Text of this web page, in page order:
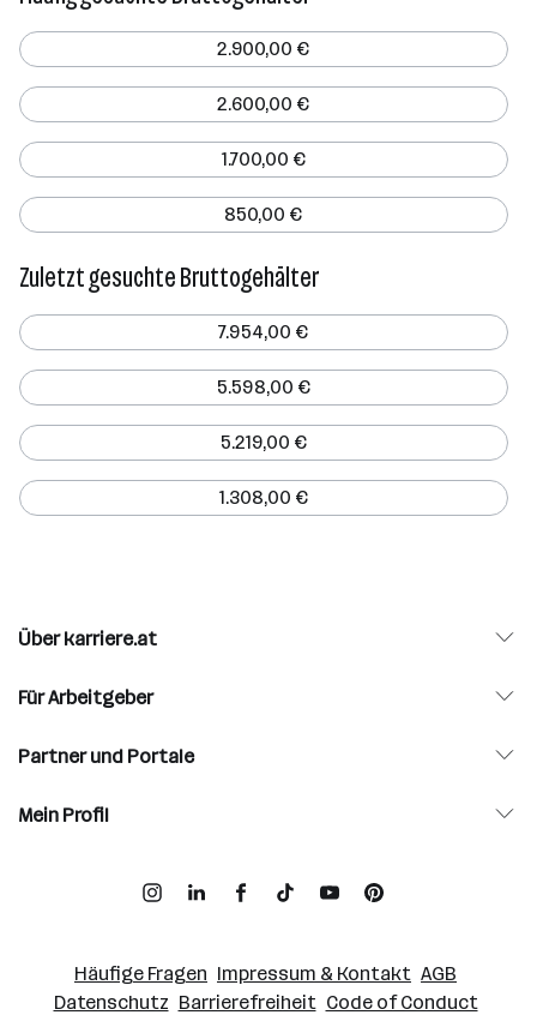
2.900,00 €
2.600,00 €
1.700,00 €
850,00 €
Zuletzt gesuchte Bruttogehälter
7.954,00 €
5.598,00 €
5.219,00 €
1.308,00 €
Über karriere.at
Für Arbeitgeber
Partner und Portale
Mein Profil
Häufige Fragen Impressum & Kontakt AGB
Datenschutz Barrierefreiheit Code of Conduct